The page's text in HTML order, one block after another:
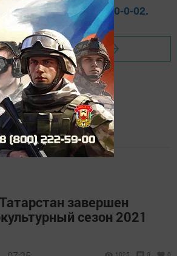
отдела8(843)47-30-0-02.
на страницу новости
завершен
сезон 2021